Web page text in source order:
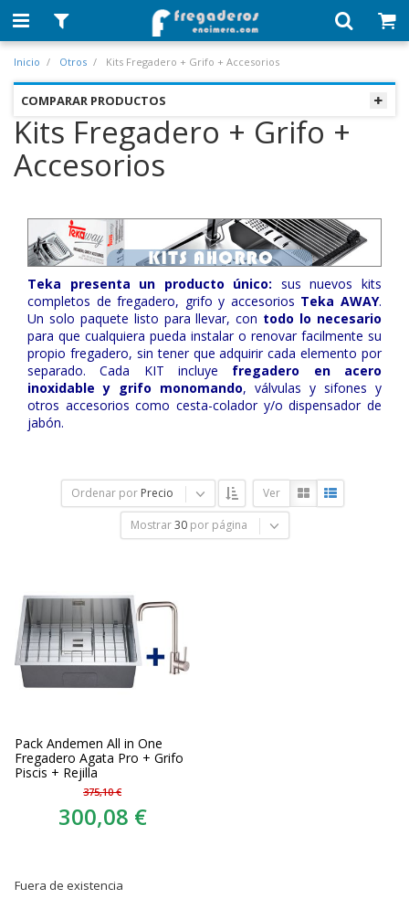
Inicio Otros Kits Fregadero + Grifo + Accesorios
COMPARAR PRODUCTOS
Kits Fregadero + Grifo +
Accesorios
Teka presenta un producto único: sus nuevos kits
completos de fregadero, grifo y accesorios Teka AWAY.
Un solo paquete listo para llevar, con todo lo necesario
para que cualquiera pueda instalar o renovar facilmente su
propio fregadero, sin tener que adquirir cada elemento por
separado. Cada KIT incluye fregadero en acero
inoxidable y grifo monomando, válvulas y sifones y
otros accesorios como cesta-colador y/o dispensador de
jabón.
Ordenar por Precio Ver
Mostrar 30 por página
Pack Andemen All in One
Fregadero Agata Pro + Grifo
Piscis + Rejilla
375,10 €
300,08 €
Fuera de existencia